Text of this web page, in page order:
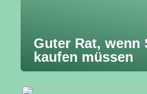
Guter Rat, wenn
kaufen müssen